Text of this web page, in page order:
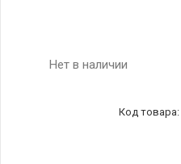
Нет в наличии